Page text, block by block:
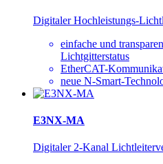
Digitaler Hochleistungs-
einfache und
Lichtgitterstatus
EtherCAT-
neue N-Smart-
E3NX-MA
Digitaler 2-Kanal